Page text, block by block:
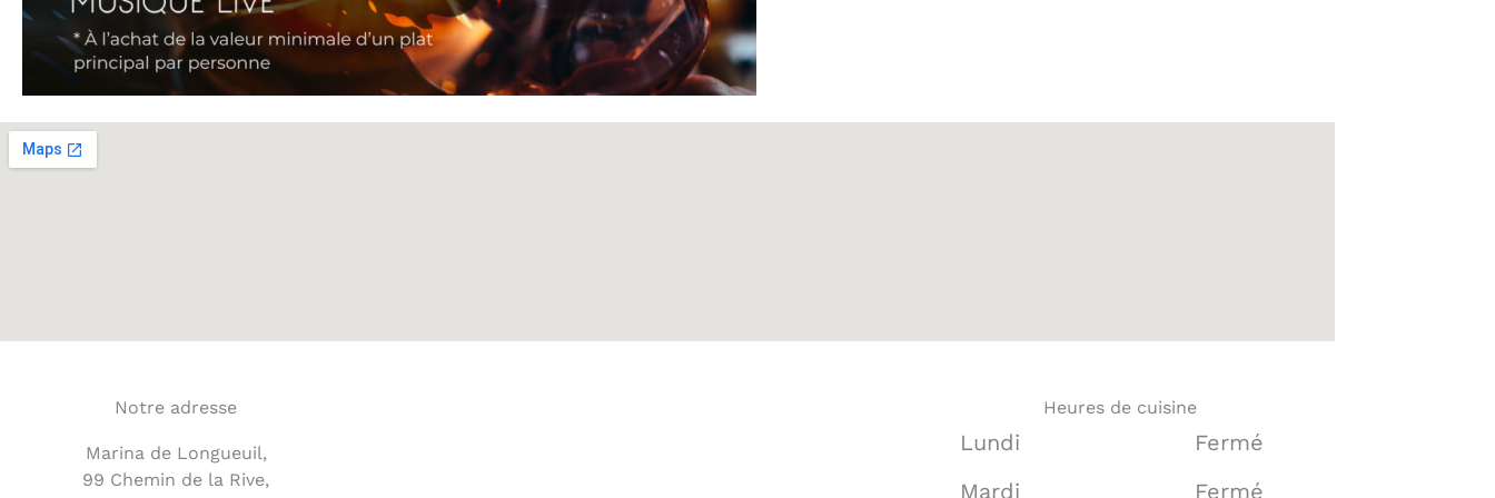
Notre adresse
Marina de Longueuil,
99 Chemin de la Rive,
Heures de cuisine
Lundi
Fermé
Mardi
Fermé